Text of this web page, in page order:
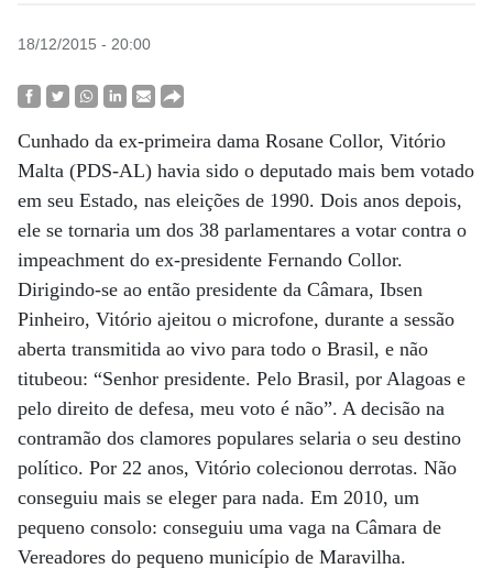
18/12/2015 - 20:00
Cunhado da ex-primeira dama Rosane Collor, Vitório
Malta (PDS-AL) havia sido o deputado mais bem votado
em seu Estado, nas eleições de 1990. Dois anos depois,
ele se tornaria um dos 38 parlamentares a votar contra o
impeachment do ex-presidente Fernando Collor.
Dirigindo-se ao então presidente da Câmara, Ibsen
Pinheiro, Vitório ajeitou o microfone, durante a sessão
aberta transmitida ao vivo para todo o Brasil, e não
titubeou: “Senhor presidente. Pelo Brasil, por Alagoas e
pelo direito de defesa, meu voto é não”. A decisão na
contramão dos clamores populares selaria o seu destino
político. Por 22 anos, Vitório colecionou derrotas. Não
conseguiu mais se eleger para nada. Em 2010, um
pequeno consolo: conseguiu uma vaga na Câmara de
Vereadores do pequeno município de Maravilha.